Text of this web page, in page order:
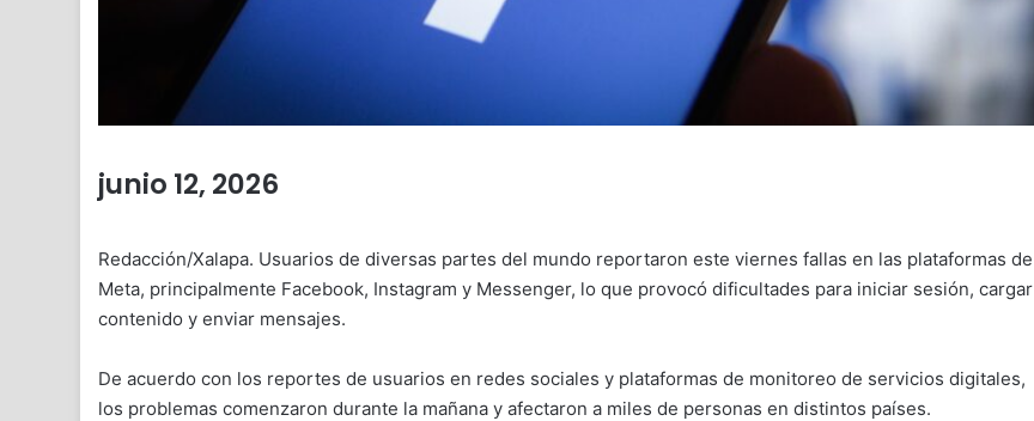
junio 12, 2026
Redacción/Xalapa. Usuarios de diversas partes del mundo reportaron este viernes fallas en las plataformas de
Meta, principalmente Facebook, Instagram y Messenger, lo que provocó dificultades para iniciar sesión, cargar
contenido y enviar mensajes.
De acuerdo con los reportes de usuarios en redes sociales y plataformas de monitoreo de servicios digitales,
los problemas comenzaron durante la mañana y afectaron a miles de personas en distintos países.